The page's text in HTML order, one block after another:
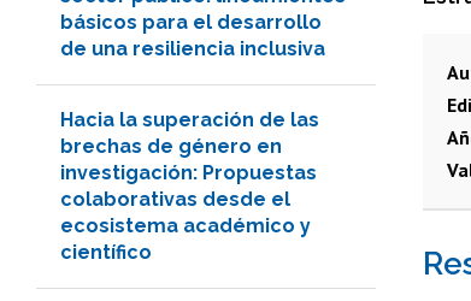
básicos para el desarrollo
de una resiliencia inclusiva
Hacia la superación de las
brechas de género en
investigación: Propuestas
colaborativas desde el
ecosistema académico y
científico